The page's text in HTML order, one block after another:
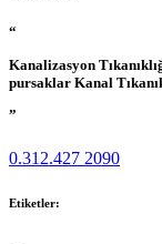
“
Kanalizasyon
pursaklar Kanal
”
0.312.427 2090
Etiketler: